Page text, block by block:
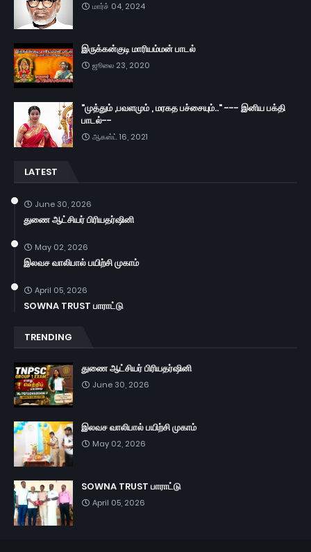
மார்ச் 04, 2024
இருக்கன்குடி மாரியம்மன் பாடல்
ஜூலை 23, 2020
"முத்தும் ,பவளமும் , மரகத பச்சையும்.." --- இனிய பக்தி
பாடல்--
ஆகஸ்ட் 16, 2021
LATEST
June 30, 2026
துணை ஆட்சியர் பிரியதர்ஷினி
May 02, 2026
இலவச வாலிபால் பயிற்சி முகாம்
April 05, 2026
SOWNA TRUST பாராட்டு
TRENDING
துணை ஆட்சியர் பிரியதர்ஷினி
June 30, 2026
இலவச வாலிபால் பயிற்சி முகாம்
May 02, 2026
SOWNA TRUST பாராட்டு
April 05, 2026